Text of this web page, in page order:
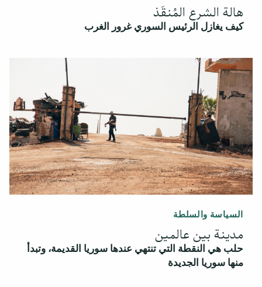
هالة الشرع المُنقَذ
كيف يغازل الرئيس السوري غرور الغرب
السياسة والسلطة
مدينة بين عالمين
حلب هي النقطة التي تنتهي عندها سوريا القديمة، وتبدأ
منها سوريا الجديدة